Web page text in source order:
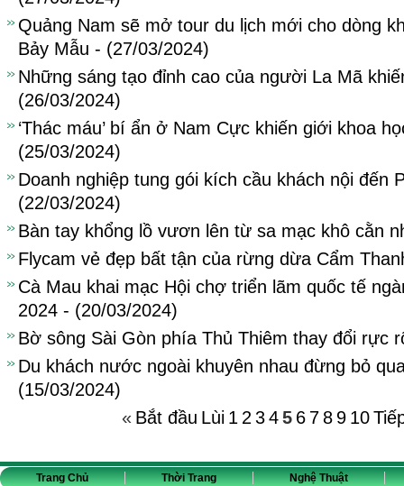
Quảng Nam sẽ mở tour du lịch mới cho dòng
Bảy Mẫu - (27/03/2024)
Những sáng tạo đỉnh cao của người La Mã
(26/03/2024)
‘Thác máu’ bí ẩn ở Nam Cực khiến giới khoa
(25/03/2024)
Doanh nghiệp tung gói kích cầu khách nội đến
(22/03/2024)
Bàn tay khổng lồ vươn lên từ sa mạc khô cằn
Flycam vẻ đẹp bất tận của rừng dừa Cẩm
Cà Mau khai mạc Hội chợ triển lãm quốc tế
2024 - (20/03/2024)
Bờ sông Sài Gòn phía Thủ Thiêm thay đổi rực
Du khách nước ngoài khuyên nhau đừng bỏ
(15/03/2024)
« Bắt đầu Lùi 1 2 345 6 7 8 9 10
Trang Chủ Thời Trang Nghệ Thuật